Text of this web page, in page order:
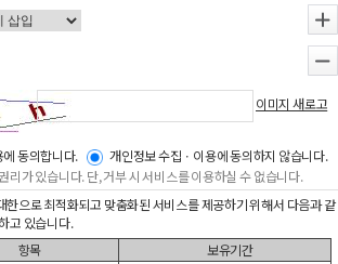
이미지 새로고
동의합니다.
개인정보 수집ㆍ이용에 동의하지 않습니다.
리가 있습니다. 단, 거부 시 서비스를 이용하실 수 없습니다.
한으로 최적화되고 맞춤화된 서비스를 제공하기 위해서 다음과 같
고 있습니다.
항목
보유기간